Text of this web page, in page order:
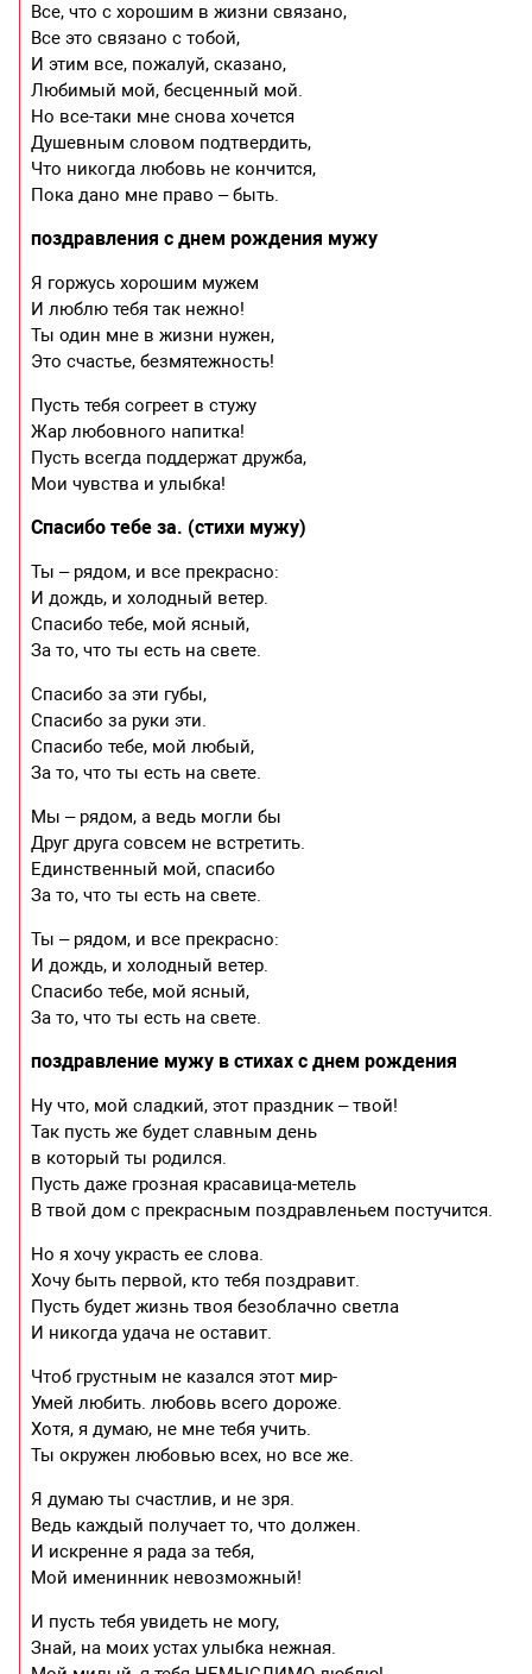
Все, что с хорошим в жизни связано,
Все это связано с тобой,
И этим все, пожалуй, сказано,
Любимый мой, бесценный мой.
Но все-таки мне снова хочется
Душевным словом подтвердить,
Что никогда любовь не кончится,
Пока дано мне право – быть.
поздравления с днем рождения мужу
Я горжусь хорошим мужем
И люблю тебя так нежно!
Ты один мне в жизни нужен,
Это счастье, безмятежность!
Пусть тебя согреет в стужу
Жар любовного напитка!
Пусть всегда поддержат дружба,
Мои чувства и улыбка!
Спасибо тебе за. (стихи мужу)
Ты – рядом, и все прекрасно:
И дождь, и холодный ветер.
Спасибо тебе, мой ясный,
За то, что ты есть на свете.
Спасибо за эти губы,
Спасибо за руки эти.
Спасибо тебе, мой любый,
За то, что ты есть на свете.
Мы – рядом, а ведь могли бы
Друг друга совсем не встретить.
Единственный мой, спасибо
За то, что ты есть на свете.
Ты – рядом, и все прекрасно:
И дождь, и холодный ветер.
Спасибо тебе, мой ясный,
За то, что ты есть на свете.
поздравление мужу в стихах с днем рождения
Ну что, мой сладкий, этот праздник – твой!
Так пусть же будет славным день
в который ты родился.
Пусть даже грозная красавица-метель
В твой дом с прекрасным поздравленьем постучится.
Но я хочу украсть ее слова.
Хочу быть первой, кто тебя поздравит.
Пусть будет жизнь твоя безоблачно светла
И никогда удача не оставит.
Чтоб грустным не казался этот мир-
Умей любить. любовь всего дороже.
Хотя, я думаю, не мне тебя учить.
Ты окружен любовью всех, но все же.
Я думаю ты счастлив, и не зря.
Ведь каждый получает то, что должен.
И искренне я рада за тебя,
Мой именинник невозможный!
И пусть тебя увидеть не могу,
Знай, на моих устах улыбка нежная.